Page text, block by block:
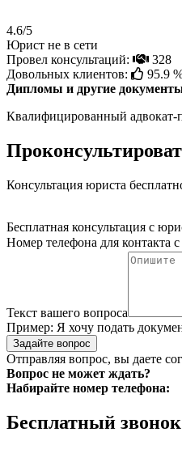
4.6/5
Юрист не в сети
Провел консультаций:
328
Довольных клиентов:
95.9
Дипломы и другие
Квалифицированный адвокат-
Консультация юриста
Бесплатная консультация с
Номер телефона для контакта
Текст вашего вопроса
Пример: Я хочу подать
Задайте вопрос
Отправляя вопрос, вы даете
Вопрос не может ждать?
Набирайте номер телефона:
Бесплатный